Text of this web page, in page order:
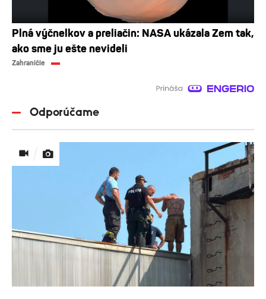
Plná výčnelkov a preliačin: NASA ukázala Zem tak,
ako sme ju ešte nevideli
Zahraničie
Odporúčame